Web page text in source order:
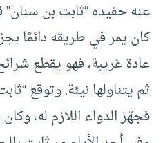
عنه حفيده “ثابت بن
كان يمر في طريقه دائمًا
عادة غريبة، فهو يقطع
ثم يتناولها نيئة. وتوقع
فجهّز الدواء اللازم له،